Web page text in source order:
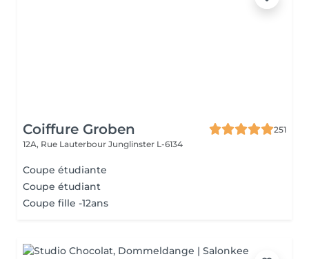
Coiffure Groben
251
12A, Rue Lauterbour Junglinster L-6134
Coupe étudiante
Coupe étudiant
Coupe fille -12ans